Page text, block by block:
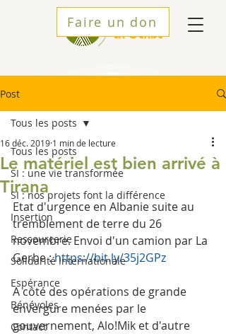
Faire un don
Post
Tous les posts
SI : une vie transformée
SI : nos projets font la différence
Insertion
Ressourcerie
Solidarité Internationale
Espérance
Bénévoles
Contact
Tous les posts
Le matériel est bien arrivé à
Tirana
16 déc. 2019 1 min de lecture
Etat d'urgence en Albanie suite au
tremblement de terre du 26
novembre. Envoi d'un camion par La
Gerbe : https://bit.ly/35j2GPz
A côté des opérations de grande
envergure menées par le
gouvernement, Alo!Mik et d'autre